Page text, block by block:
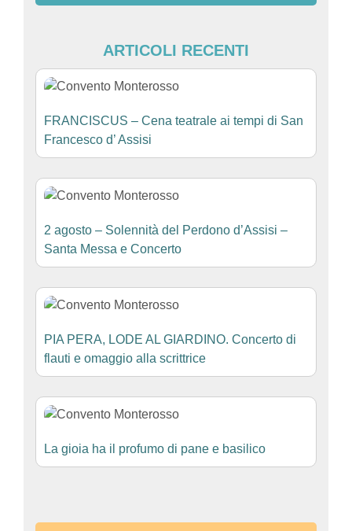
ARTICOLI RECENTI
FRANCISCUS – Cena teatrale ai tempi di San
Francesco d’ Assisi
2 agosto – Solennità del Perdono d’Assisi –
Santa Messa e Concerto
PIA PERA, LODE AL GIARDINO. Concerto di
flauti e omaggio alla scrittrice
La gioia ha il profumo di pane e basilico